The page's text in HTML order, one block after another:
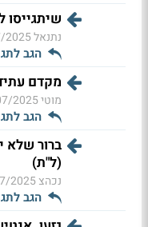
שיתגייסו
נתנאל19:33
הגב
מקדם
מוטי09:19
הגב
ברור שלא
(ל"ת)
נכהצ08:17
הגב